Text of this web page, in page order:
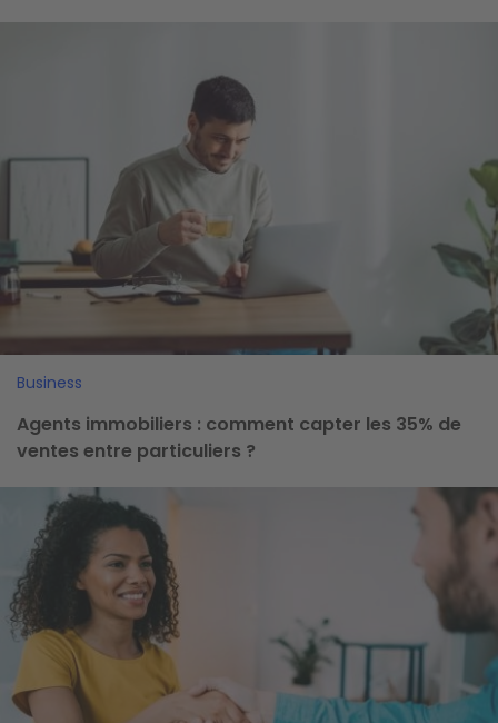
Business
Agents immobiliers : comment capter les 35% de
ventes entre particuliers ?
Image